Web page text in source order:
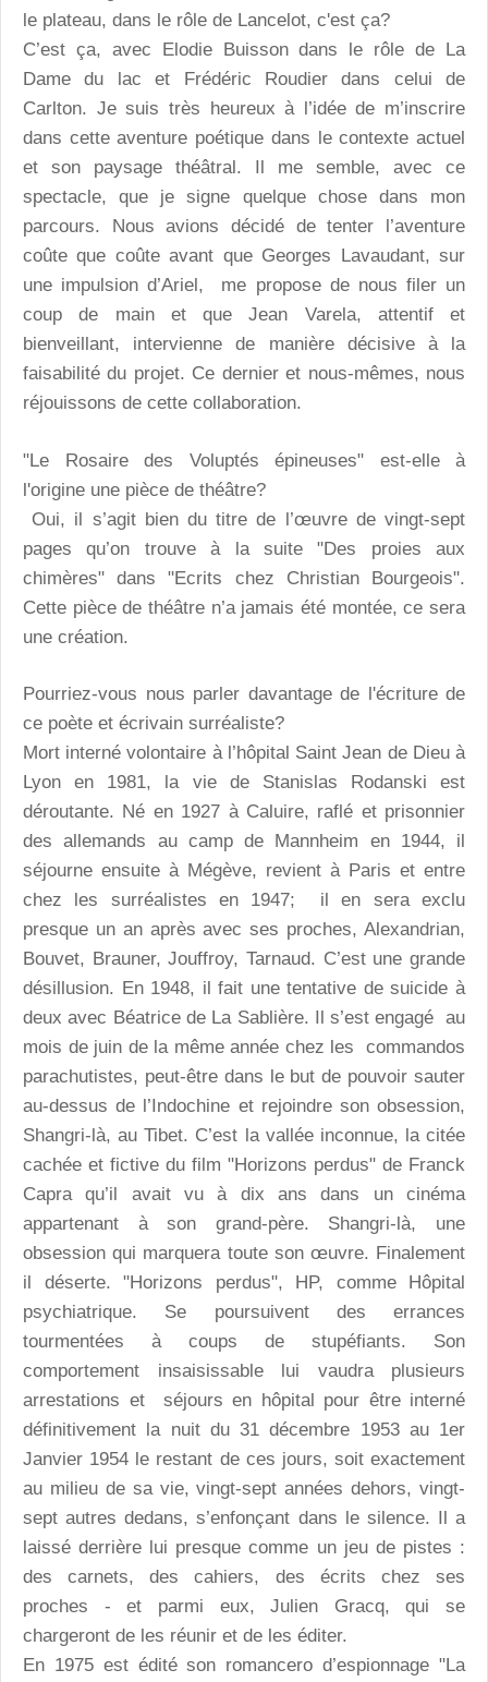
le plateau, dans le rôle de Lancelot, c'est ça?
C’est ça, avec Elodie Buisson dans le rôle de La
Dame du lac et Frédéric Roudier dans celui de
Carlton. Je suis très heureux à l’idée de m’inscrire
dans cette aventure poétique dans le contexte actuel
et son paysage théâtral. Il me semble, avec ce
spectacle, que je signe quelque chose dans mon
parcours. Nous avions décidé de tenter l’aventure
coûte que coûte avant que Georges Lavaudant, sur
une impulsion d’Ariel, me propose de nous filer un
coup de main et que Jean Varela, attentif et
bienveillant, intervienne de manière décisive à la
faisabilité du projet. Ce dernier et nous-mêmes, nous
réjouissons de cette collaboration.
"Le Rosaire des Voluptés épineuses" est-elle à
l'origine une pièce de théâtre?
Oui, il s’agit bien du titre de l’œuvre de vingt-sept
pages qu’on trouve à la suite "Des proies aux
chimères" dans "Ecrits chez Christian Bourgeois".
Cette pièce de théâtre n’a jamais été montée, ce sera
une création.
Pourriez-vous nous parler davantage de l'écriture de
ce poète et écrivain surréaliste?
Mort interné volontaire à l’hôpital Saint Jean de Dieu à
Lyon en 1981, la vie de Stanislas Rodanski est
déroutante. Né en 1927 à Caluire, raflé et prisonnier
des allemands au camp de Mannheim en 1944, il
séjourne ensuite à Mégève, revient à Paris et entre
chez les surréalistes en 1947; il en sera exclu
presque un an après avec ses proches, Alexandrian,
Bouvet, Brauner, Jouffroy, Tarnaud. C’est une grande
désillusion. En 1948, il fait une tentative de suicide à
deux avec Béatrice de La Sablière. Il s’est engagé au
mois de juin de la même année chez les commandos
parachutistes, peut-être dans le but de pouvoir sauter
au-dessus de l’Indochine et rejoindre son obsession,
Shangri-là, au Tibet. C’est la vallée inconnue, la citée
cachée et fictive du film "Horizons perdus" de Franck
Capra qu’il avait vu à dix ans dans un cinéma
appartenant à son grand-père. Shangri-là, une
obsession qui marquera toute son œuvre. Finalement
il déserte. "Horizons perdus", HP, comme Hôpital
psychiatrique. Se poursuivent des errances
tourmentées à coups de stupéfiants. Son
comportement insaisissable lui vaudra plusieurs
arrestations et séjours en hôpital pour être interné
définitivement la nuit du 31 décembre 1953 au 1er
Janvier 1954 le restant de ces jours, soit exactement
au milieu de sa vie, vingt-sept années dehors, vingt-
sept autres dedans, s’enfonçant dans le silence. Il a
laissé derrière lui presque comme un jeu de pistes :
des carnets, des cahiers, des écrits chez ses
proches - et parmi eux, Julien Gracq, qui se
chargeront de les réunir et de les éditer.
En 1975 est édité son romancero d’espionnage "La